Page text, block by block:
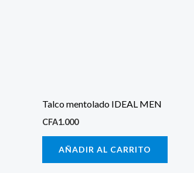
Talco mentolado IDEAL MEN
CFA1.000
AÑADIR AL CARRITO